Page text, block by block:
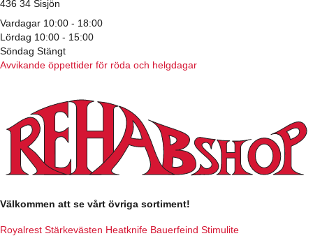
436 34 Sisjön
Vardagar 10:00 - 18:00
Lördag 10:00 - 15:00
Söndag Stängt
Avvikande öppettider för röda och helgdagar
Välkommen att se vårt övriga sortiment!
Royalrest Stärkevästen Heatknife Bauerfeind Stimulite